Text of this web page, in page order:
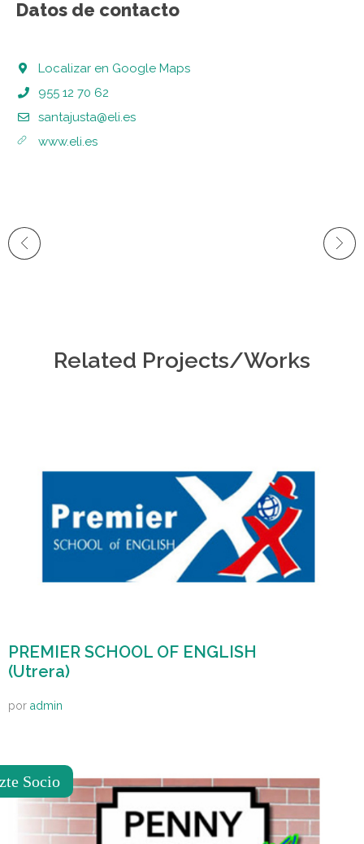
Datos de contacto
Localizar en Google Maps
955 12 70 62
santajusta@eli.es
www.eli.es
Related Projects/Works
PREMIER SCHOOL OF ENGLISH
(Utrera)
por admin
Socio